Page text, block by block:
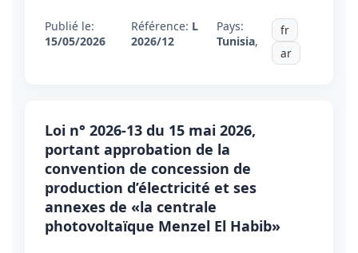
Publié le:
15/05/2026
Référence: L
2026/12
Pays:
Tunisia,
fr
ar
Loi n° 2026-13 du 15 mai 2026,
portant approbation de la
convention de concession de
production d’électricité et ses
annexes de «la centrale
photovoltaïque Menzel El Habib»